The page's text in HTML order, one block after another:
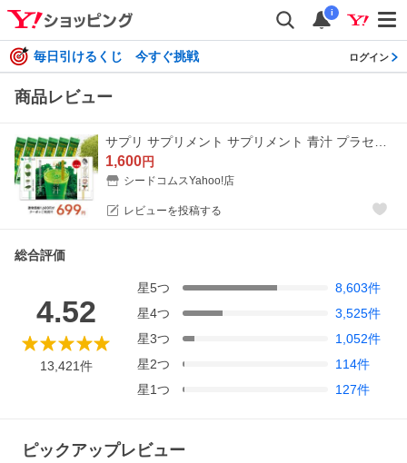
i
毎日引けるくじ 今すぐ挑戦 ログイン
商品レビュー
1,600円
シードコムスYahoo!店
レビューを投稿する
総合評価
4.52
13,421件
星5つ 8,603件
星4つ 3,525件
星3つ 1,052件
星2つ 114件
星1つ 127件
ピックアップレビュー